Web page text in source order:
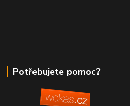
Potřebujete pomoc?